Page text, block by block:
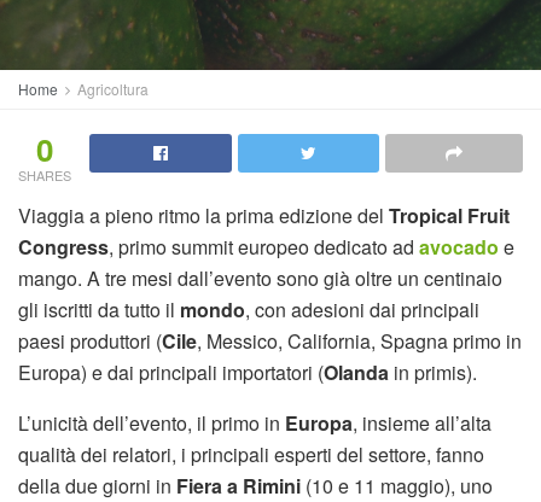
Home Agricoltura
0
SHARES
Viaggia a pieno ritmo la prima edizione del Tropical Fruit
Congress, primo summit europeo dedicato ad avocado e
mango. A tre mesi dall’evento sono già oltre un centinaio
gli iscritti da tutto il mondo, con adesioni dai principali
paesi produttori (Cile, Messico, California, Spagna primo in
Europa) e dai principali importatori (Olanda in primis).
L’unicità dell’evento, il primo in Europa, insieme all’alta
qualità dei relatori, i principali esperti del settore, fanno
della due giorni in Fiera a Rimini (10 e 11 maggio), uno